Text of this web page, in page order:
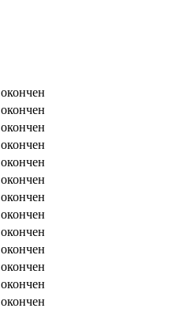
окончен
окончен
окончен
окончен
окончен
окончен
окончен
окончен
окончен
окончен
окончен
окончен
окончен